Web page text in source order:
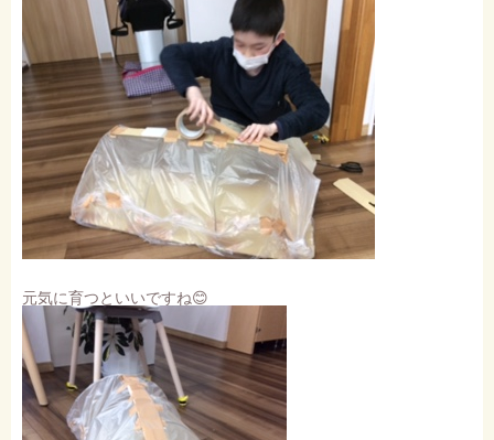
元気に育つといいですね😊